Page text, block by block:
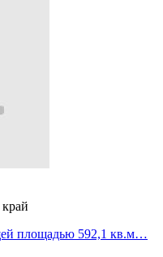
площадью 592,1 кв.м…